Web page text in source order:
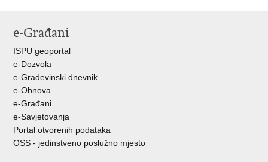
FacebookuTwitteru
e-Građani
ISPU geoportal
e-Dozvola
e-Građevinski dnevnik
e-Obnova
e-Građani
e-Savjetovanja
Portal otvorenih podataka
OSS - jedinstveno poslužno mjesto